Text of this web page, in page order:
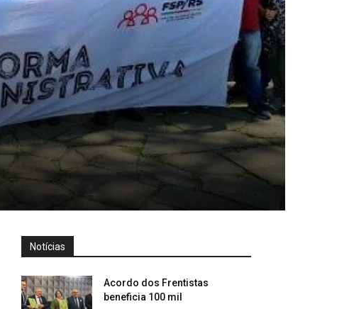
Notícias
Acordo dos Frentistas
beneficia 100 mil